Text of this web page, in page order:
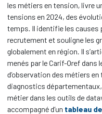
les métiers en tension, livre
tensions en 2024, des
temps. Il identifie les
recrutement et souligne les
globalement en région. Il
menés par le Carif-Oref dans
d’observation des métiers
diagnostics
métier dans les outils de
accompagné d’un tableau